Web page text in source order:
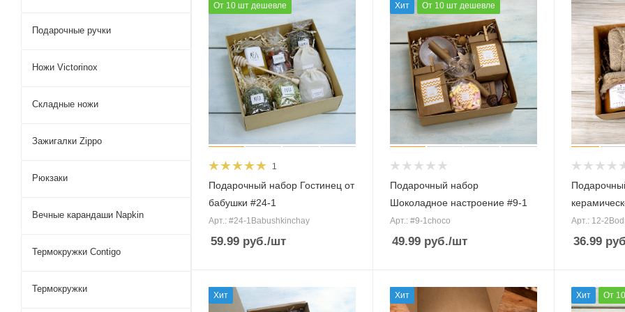
От 10 шт дешевле
1
Подарочный набор Гостинец от
бабушки #24-1
Арт.: #24-1Babushkinchay
59.99 руб./шт
Хит От 10 шт дешевле
Подарочный набор
Шоколадное настроение #9-1
Арт.: #9-1choco
49.99руб./шт
Арт.: 12-
36.99
Хит Хит Хит От
Подарочные ручки
Ножи Victorinox
Складные ножи
Зажигалки Zippo
Рюкзаки
Вечные карандаши Napkin
Термокружки Contigo
Термокружки